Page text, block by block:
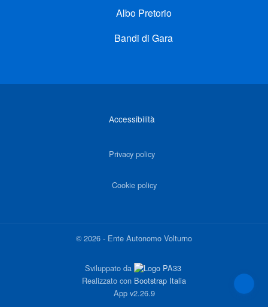
Albo Pretorio
Bandi di Gara
Accessibilità
Privacy policy
Cookie policy
©2026 - Ente Autonomo Volturno
Sviluppato da
Realizzato con Bootstrap Italia
App v2.26.9